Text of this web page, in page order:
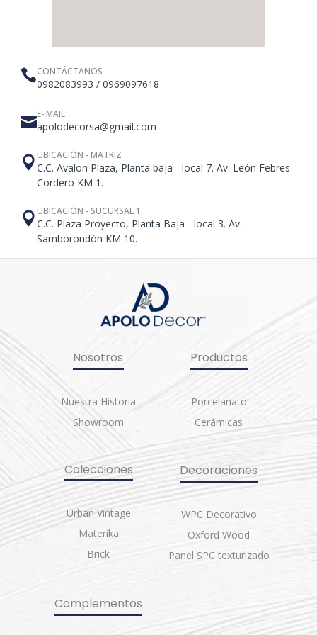
CONTÁCTANOS
0982083993 / 0969097618
E- MAIL
apolodecorsa@gmail.com
UBICACIÓN - MATRIZ
C.C. Avalon Plaza, Planta baja - local 7. Av. León Febres
Cordero KM 1.
UBICACIÓN - SUCURSAL 1
C.C. Plaza Proyecto, Planta Baja - local 3. Av.
Samborondón KM 10.
Nosotros
Nuestra Historia
Showroom
Productos
Porcelanato
Cerámicas
Colecciones
Urban Vintage
Materika
Brick
Decoraciones
WPC Decorativo
Oxford Wood
Panel SPC texturizado
Complementos